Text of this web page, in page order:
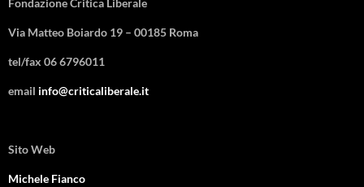
Fondazione Critica Liberale
Via Matteo Boiardo 19 – 00185 Roma
tel/fax 06 6796011
email info@criticaliberale.it
Sito Web
Michele Fianco